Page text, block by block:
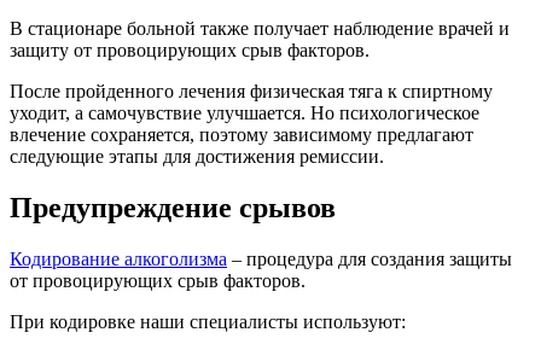
В стационаре больной также получает наблюдение врачей и
защиту от провоцирующих срыв факторов.
После пройденного лечения физическая тяга к спиртному
уходит, а самочувствие улучшается. Но психологическое
влечение сохраняется, поэтому зависимому предлагают
следующие этапы для достижения ремиссии.
Предупреждение срывов
Кодирование алкоголизма – процедура для создания защиты
от провоцирующих срыв факторов.
При кодировке наши специалисты используют: